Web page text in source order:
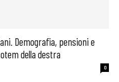
Demografia, pensioni e
della destra
0